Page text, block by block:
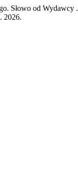
Słowo od Wydawcy .
2026.